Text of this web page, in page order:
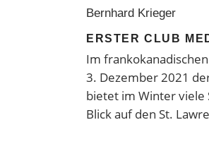
Bernhard Krieger
ERSTER CLUB
Im
3. Dezember 2021
bietet im Winter
Blick auf den St.